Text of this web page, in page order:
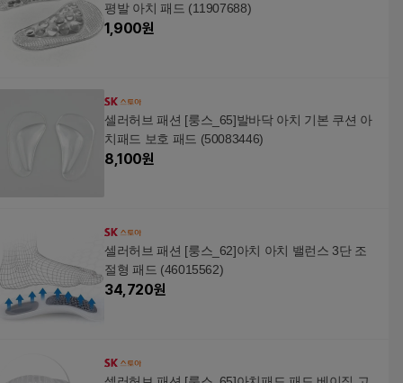
평발 아치 패드 (11907688)
1,900원
셀러허브 패션 [룽스_65]발바닥 아치 기본 쿠션 아
치패드 보호 패드 (50083446)
8,100원
셀러허브 패션 [룽스_62]아치 아치 밸런스 3단 조
절형 패드 (46015562)
34,720원